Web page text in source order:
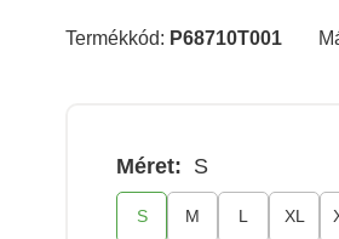
Termékkód: P68710T001
Méret: S
S M L XL